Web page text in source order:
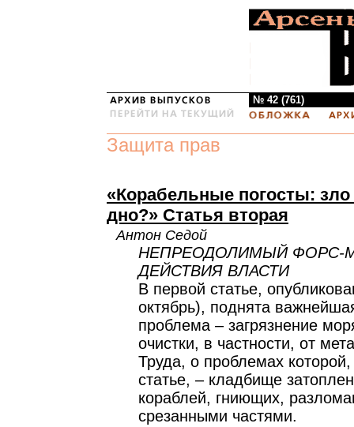
№ 42 (761)
Защита прав
«Корабельные погосты: зло
дно?» Статья вторая
Антон Седой
НЕПРЕОДОЛИМЫЙ ФОРС-
ДЕЙСТВИЯ ВЛАСТИ
В первой статье,
октябрь), поднята
проблема – загрязнение
очистки, в частности, от
Труда, о проблемах
статье, – кладбище
кораблей, гниющих,
срезанными частями.